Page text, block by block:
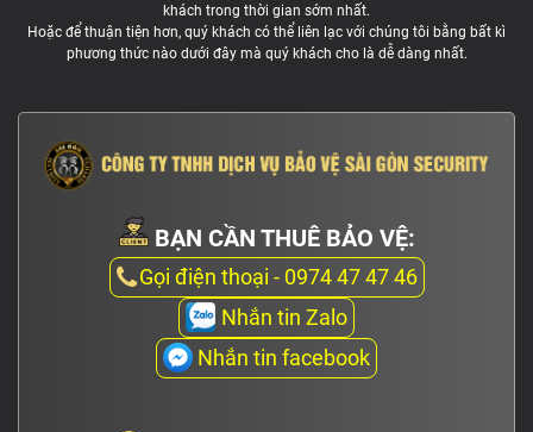
khách trong thời gian sớm nhất.
Hoặc để thuận tiện hơn, quý khách có thể liên lạc với chúng tôi bằng bất kì
phương thức nào dưới đây mà quý khách cho là dễ dàng nhất.
BẠN CẦN THUÊ BẢO VỆ:
Gọi điện thoại - 0974 47 47 46
Nhắn tin Zalo
Nhắn tin facebook